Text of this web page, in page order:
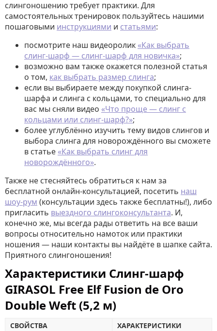
слингоношению требует практики. Для
самостоятельных тренировок пользуйтесь нашими
пошаговыми инструкциями и статьями:
посмотрите наш видеоролик «Как выбрать
слинг-шарф — слинг-шарф для новичка»;
возможно вам также окажется полезной статья
о том, как выбрать размер слинга;
если вы выбираете между покупкой слинга-
шарфа и слинга с кольцами, то специально для
вас мы сняли видео «Что проще — слинг с
кольцами или слинг-шарф?»;
более углублённо изучить тему видов слингов и
выбора слинга для новорождённого вы сможете
в статье «Как выбрать слинг для
новорождённого».
Также не стесняйтесь обратиться к нам за
бесплатной онлайн-консультацией, посетить наш
шоу-рум (консультации здесь также бесплатны!), либо
пригласить выездного слингоконсультанта. И,
конечно же, мы всегда рады ответить на все ваши
вопросы относительно намоток или практики
ношения — наши контакты вы найдёте в шапке сайта.
Приятного слингоношения!
Характеристики Слинг-шарф
GIRASOL Free Elf Fusion de Oro
Double Weft (5,2 м)
СВОЙСТВА
ХАРАКТЕРИСТИКИ